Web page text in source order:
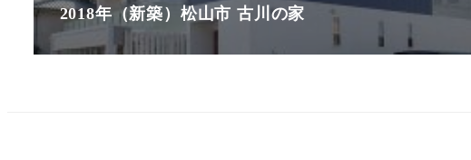
2018年（新築）松山市 古川の家